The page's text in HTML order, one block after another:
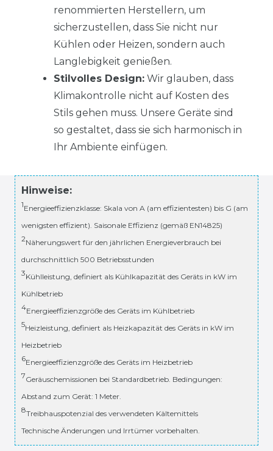
renommierten Herstellern, um
sicherzustellen, dass Sie nicht nur
Kühlen oder Heizen, sondern auch
Langlebigkeit genießen.
Stilvolles Design: Wir glauben, dass
Klimakontrolle nicht auf Kosten des
Stils gehen muss. Unsere Geräte sind
so gestaltet, dass sie sich harmonisch in
Ihr Ambiente einfügen.
Hinweise:
1Energieeffizienzklasse: Skala von A (am effizientesten) bis G (am
wenigsten effizient). Saisonale Effizienz (gemäß EN14825)
2Näherungswert für den jährlichen Energieverbrauch bei
durchschnittlich 500 Betriebsstunden
3Kühlleistung, definiert als Kühlkapazität des Geräts in kW im
Kühlbetrieb
4Energieeffizienzgröße des Geräts im Kühlbetrieb
5Heizleistung, definiert als Heizkapazität des Geräts in kW im
Heizbetrieb
6Energieeffizienzgröße des Geräts im Heizbetrieb
7Geräuschemissionen bei Standardbetrieb. Bedingungen:
Abstand zum Gerät: 1 Meter.
8Treibhauspotenzial des verwendeten Kältemittels
Technische Änderungen und Irrtümer vorbehalten.